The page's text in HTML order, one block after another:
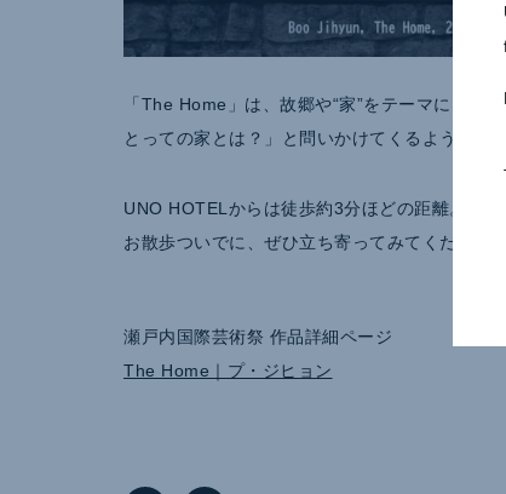
「The Home」は、故郷や“家”をテーマにした
とっての家とは？」と問いかけてくるような、
UNO HOTELからは徒歩約3分ほどの距離。
お散歩ついでに、ぜひ立ち寄ってみてくださいね
瀬戸内国際芸術祭 作品詳細ページ
The Home｜プ・ジヒョン